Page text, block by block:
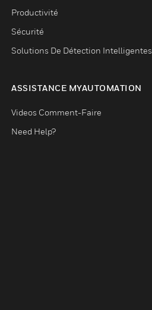
Productivité
Sécurité
Solutions De Détection Intelligentes
ASSISTANCE MYAUTOMATION
Videos Comment-Faire
Need Help?